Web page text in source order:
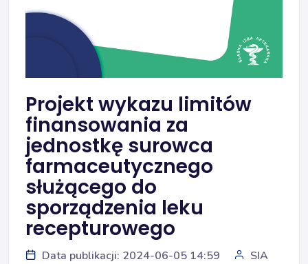
Projekt wykazu limitów
finansowania za
jednostkę surowca
farmaceutycznego
służącego do
sporządzenia leku
recepturowego
Data publikacji: 2024-06-05 14:59
SIA